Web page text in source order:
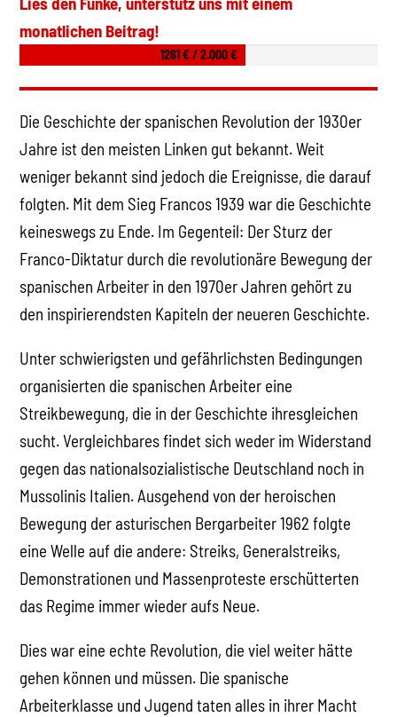
monatlichen Beitrag!
1261 € / 2.000 €
Die Geschichte der spanischen Revolution der 1930er
Jahre ist den meisten Linken gut bekannt. Weit
weniger bekannt sind jedoch die Ereignisse, die darauf
folgten. Mit dem Sieg Francos 1939 war die Geschichte
keineswegs zu Ende. Im Gegenteil: Der Sturz der
Franco-Diktatur durch die revolutionäre Bewegung der
spanischen Arbeiter in den 1970er Jahren gehört zu
den inspirierendsten Kapiteln der neueren Geschichte.
Unter schwierigsten und gefährlichsten Bedingungen
organisierten die spanischen Arbeiter eine
Streikbewegung, die in der Geschichte ihresgleichen
sucht. Vergleichbares findet sich weder im Widerstand
gegen das nationalsozialistische Deutschland noch in
Mussolinis Italien. Ausgehend von der heroischen
Bewegung der asturischen Bergarbeiter 1962 folgte
eine Welle auf die andere: Streiks, Generalstreiks,
Demonstrationen und Massenproteste erschütterten
das Regime immer wieder aufs Neue.
Dies war eine echte Revolution, die viel weiter hätte
gehen können und müssen. Die spanische
Arbeiterklasse und Jugend taten alles in ihrer Macht